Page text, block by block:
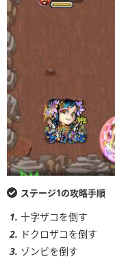
ステージ1の攻略手順
十字ザコを倒す
ドクロザコを倒す
ゾンビを倒す